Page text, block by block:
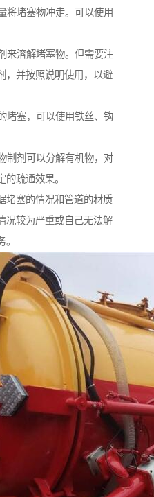
将堵塞物冲走。可以使用
来溶解堵塞物。但需要注
，并按照说明使用，以避
堵塞，可以使用铁丝、钩
制剂可以分解有机物，对
疏通效果。
堵塞的情况和管道的材质
况较为严重或自己无法解